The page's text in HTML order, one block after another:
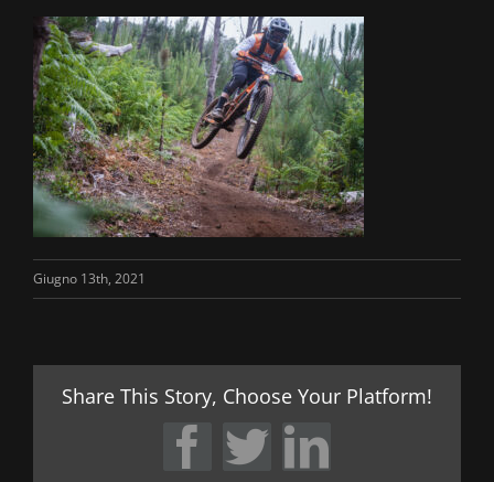
Giugno 13th, 2021
Share This Story, Choose Your Platform!
Facebook
TwitterLinkedIn